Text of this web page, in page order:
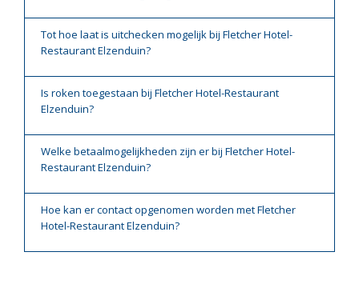
Tot hoe laat is uitchecken mogelijk bij Fletcher Hotel-
Restaurant Elzenduin?
Is roken toegestaan bij Fletcher Hotel-Restaurant
Elzenduin?
Welke betaalmogelijkheden zijn er bij Fletcher Hotel-
Restaurant Elzenduin?
Hoe kan er contact opgenomen worden met Fletcher
Hotel-Restaurant Elzenduin?